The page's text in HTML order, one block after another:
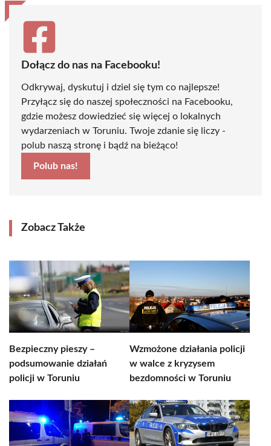
Dołącz do nas na Facebooku!
Odkrywaj, dyskutuj i dziel się tym co najlepsze!
Przyłącz się do naszej społeczności na Facebooku,
gdzie możesz dowiedzieć się więcej o lokalnych
wydarzeniach w Toruniu. Twoje zdanie się liczy -
polub naszą stronę i bądź na bieżąco!
Polub nas!
Zobacz Także
Bezpieczny pieszy –
podsumowanie działań
policji w Toruniu
Wzmożone działania policji
w walce z kryzysem
bezdomności w Toruniu